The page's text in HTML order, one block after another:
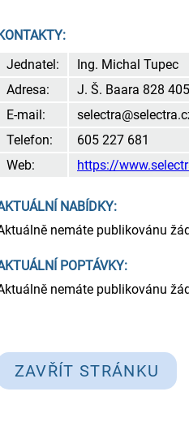
Jednatel:
Ing. Michal Tupec
Adresa:
J. Š. Baara 828
E-mail:
Telefon:
605 227 681
Web:
https://
NABÍDKY:
nemáte publikovánu
POPTÁVKY:
nemáte publikovánu
ZAVŘÍT STRÁNKU